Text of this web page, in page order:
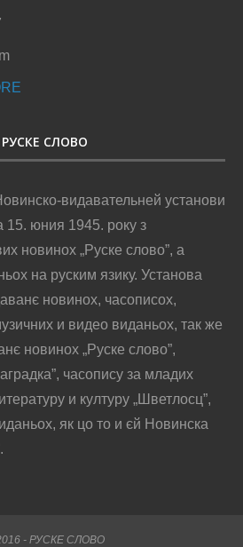
РУСКЕ СЛОВО
видавательней установи
15. юния 1945. року з
новинох „Руске слово”, а
на руским язику. Установа
новинох, часописох,
и видео виданьох, так же
новинох „Руске слово”,
часопису за младих
и културу „Шветлосц”,
як цо то и єй Новинска
- РУСКЕ СЛОВО